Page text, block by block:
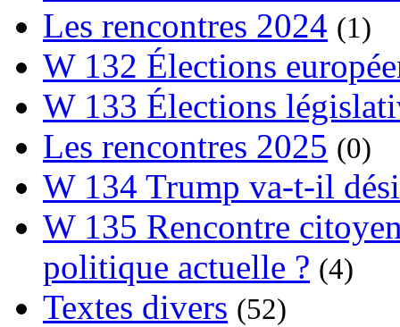
Les rencontres 2024 (1)
W 132 Élections
W 133 Élections
Les rencontres 2025 (0)
W 134 Trump va-t-il
W 135 Rencontre
politique actuelle ? (4)
Textes divers (52)